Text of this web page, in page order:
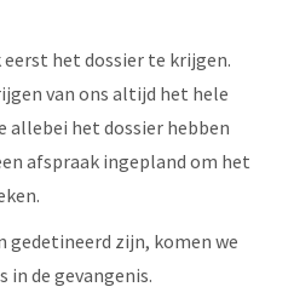
het dossier te krijgen.
van ons altijd het hele
allebei het dossier hebben
afspraak ingepland om het
gedetineerd zijn, komen we
de gevangenis.